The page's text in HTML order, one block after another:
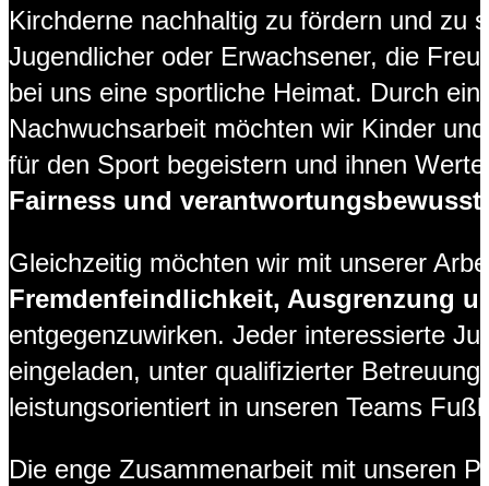
Kirchderne nachhaltig zu fördern und zu
Jugendlicher oder Erwachsener, die
bei uns eine sportliche Heimat. Durch
Nachwuchsarbeit möchten wir Kinder
für den Sport begeistern und ihnen
Fairness und
Gleichzeitig möchten wir mit unserer
Fremdenfeindlichkeit, Ausgrenzung
entgegenzuwirken. Jeder interessierte
eingeladen, unter qualifizierter
leistungsorientiert in unseren Teams
Die enge Zusammenarbeit mit unseren